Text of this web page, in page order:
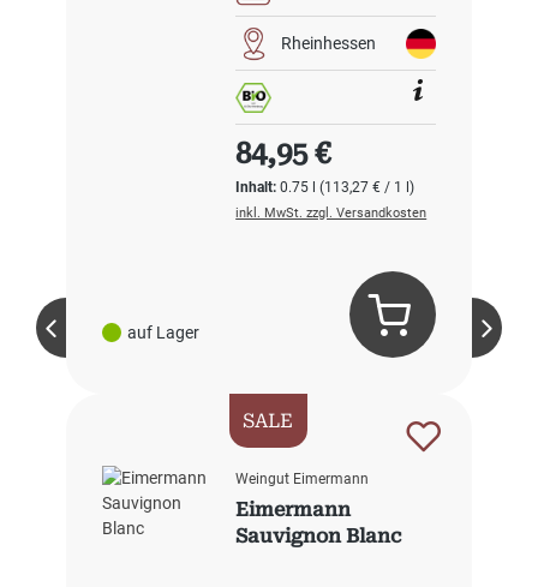
auf Lager
Rheinhessen
Inhalt:0.75 l(113,27 € / 1 l)
Regulärer Preis:
84,95 €
inkl. MwSt. zzgl. Versandkosten
SALE
Weingut Eimermann
Eimermann
Sauvignon Blanc